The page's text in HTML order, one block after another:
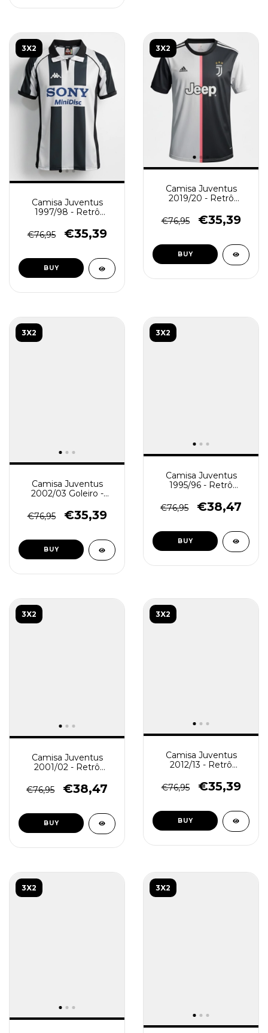
3X2
Camisa Juventus
1997/98 - Retrô
Branca
€76,95 €35,39
BUY
3X2
Camisa Juventus
2019/20 - Retrô
Preta
€76,95 €35,39
BUY
3X2
Camisa Juventus
2002/03 Goleiro -
Cinza Preta
€76,95 €35,39
BUY
3X2
Camisa Juventus
1995/96 - Retrô
€76,95
€38,47
BUY
3X2
Camisa Juventus
2001/02 - Retrô
€76,95
€38,47
BUY
3X2
Camisa Juventus
2012/13 - Retrô
€76,95
€35,39
BUY
3X2 3X2